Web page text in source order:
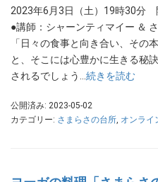
2023年6月3日（土）19時30分
●講師：シャーンティマイー ＆
「日々の食事と向き合い、その
と、そこには心豊かに生きる秘
されるでしょう… 続きを読む
公開済み: 2023-05-02
カテゴリー: さまらさの台所, オンライ